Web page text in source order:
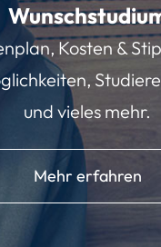
Kosten &
und vieles mehr.
Mehr erfahren